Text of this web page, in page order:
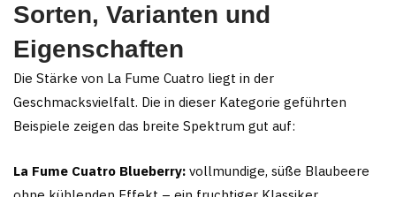
Sorten, Varianten und
Eigenschaften
Die Stärke von La Fume Cuatro liegt in der
Geschmacksvielfalt. Die in dieser Kategorie geführten
Beispiele zeigen das breite Spektrum gut auf:
La Fume Cuatro Blueberry: vollmundige, süße Blaubeere